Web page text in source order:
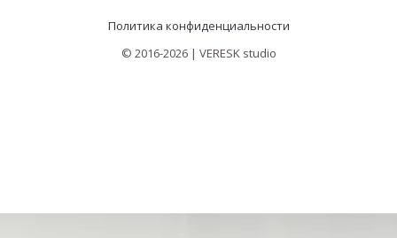
Политика конфиденциальности
© 2016-2026 | VERESK studio